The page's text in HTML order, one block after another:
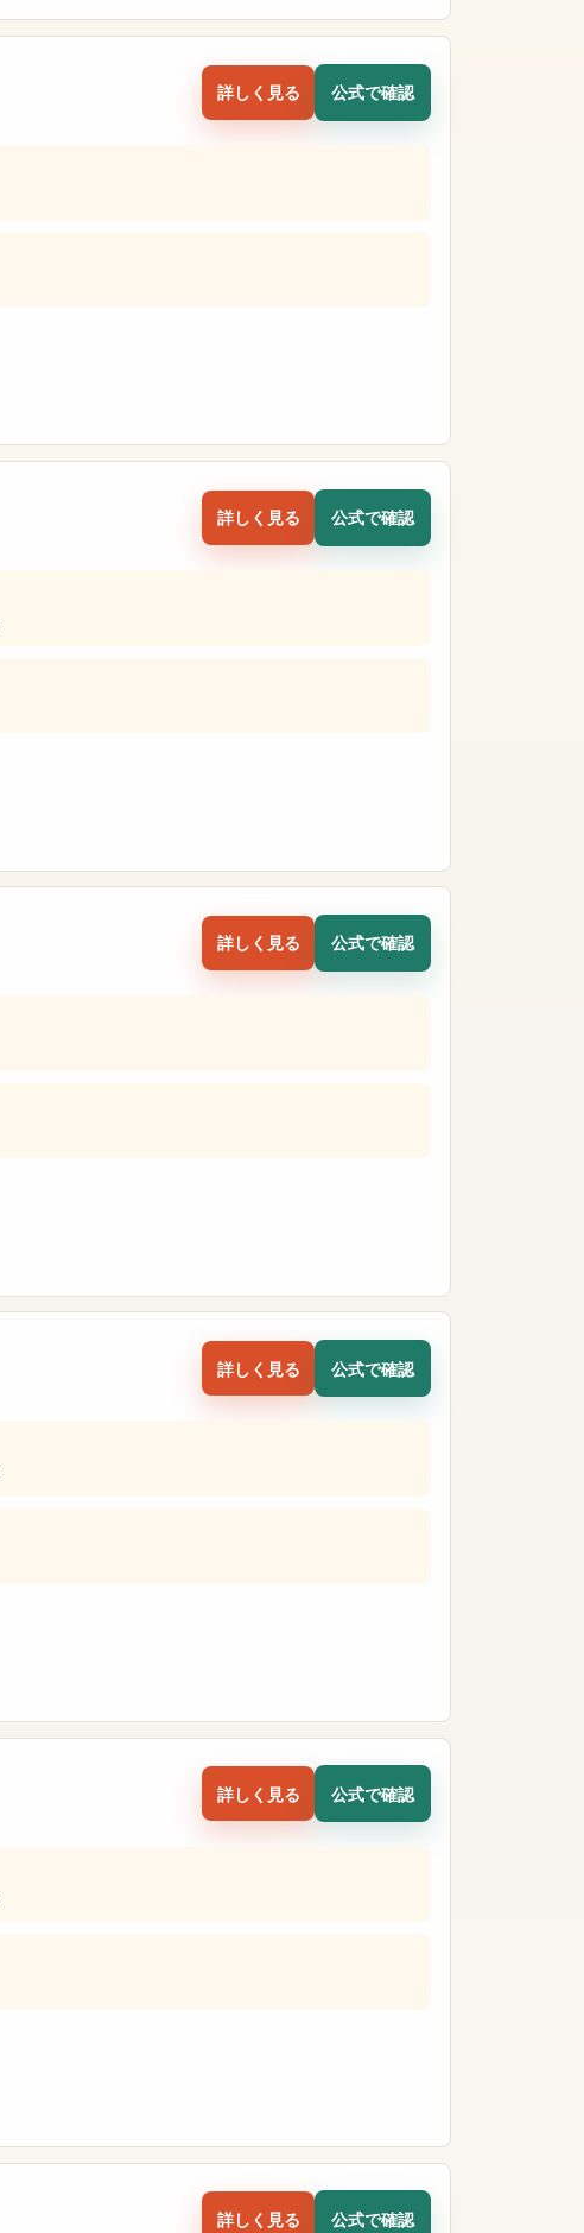
詳しく見る 公式で確認
詳しく見る 公式で確認
詳しく見る 公式で確認
詳しく見る 公式で確認
詳しく見る 公式で確認
詳しく見る 公式で確認